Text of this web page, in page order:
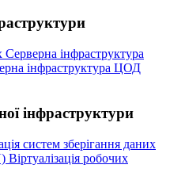
Серверна інфраструктура
інфраструктура ЦОД
інфраструктури
систем зберігання даних
Віртуалізація робочих